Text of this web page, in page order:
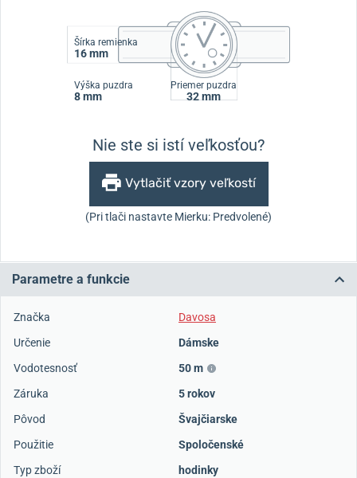
Šírka remienka
16 mm
Výška puzdra
8 mm
Priemer puzdra
32 mm
Nie ste si istí veľkosťou?
Vytlačiť vzory veľkostí
(Pri tlači nastavte Mierku: Predvolené)
Parametre a funkcie
Značka
Davosa
Určenie
Dámske
Vodotesnosť
50 m
Záruka
5 rokov
Pôvod
Švajčiarske
Použitie
Spoločenské
Typ zboží
hodinky